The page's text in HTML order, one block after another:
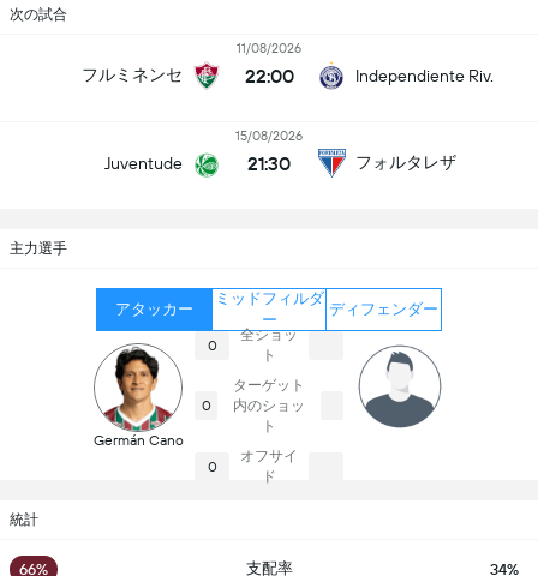
次の試合
フルミネンセ
11/08/2026
22:00 Independiente Riv.
Juventude
15/08/2026
21:30 フォルタレザ
主力選手
アタッカー
ミッドフィルダ
ー
ディフェンダー
Germán Cano
0
全ショッ
ト
0
ターゲット
内のショッ
ト
0
オフサイ
ド
統計
66% 支配率 34%